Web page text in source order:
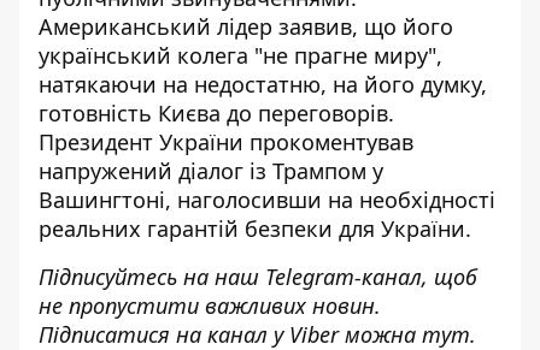
Американський лідер заявив, що його
український колега "не прагне миру",
натякаючи на недостатню, на його думку,
готовність Києва до переговорів.
Президент України прокоментував
напружений діалог із Трампом у
Вашингтоні, наголосивши на необхідності
реальних гарантій безпеки для України.
Підписуйтесь на наш Telegram-канал, щоб
не пропустити важливих новин.
Підписатися на канал у Viber можна тут.